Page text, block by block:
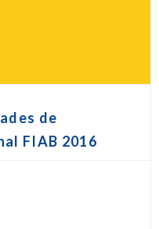
de
FIAB 2016